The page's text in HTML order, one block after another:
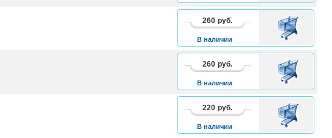
260 руб.
В наличии
В
КОРЗИНУ
260 руб.
В наличии
В
КОРЗИНУ
220 руб.
В наличии
В
КОРЗИНУ